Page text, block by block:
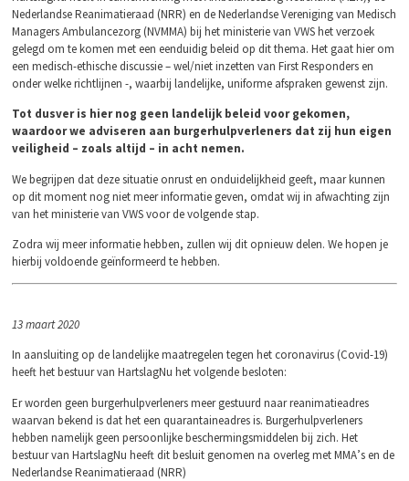
Nederlandse Reanimatieraad (NRR) en de Nederlandse Vereniging van Medisch
Managers Ambulancezorg (NVMMA) bij het ministerie van VWS het verzoek
gelegd om te komen met een eenduidig beleid op dit thema. Het gaat hier om
een medisch-ethische discussie – wel/niet inzetten van First Responders en
onder welke richtlijnen -, waarbij landelijke, uniforme afspraken gewenst zijn.
Tot dusver is hier nog geen landelijk beleid voor gekomen,
waardoor we adviseren aan burgerhulpverleners dat zij hun eigen
veiligheid – zoals altijd – in acht nemen.
We begrijpen dat deze situatie onrust en onduidelijkheid geeft, maar kunnen
op dit moment nog niet meer informatie geven, omdat wij in afwachting zijn
van het ministerie van VWS voor de volgende stap.
Zodra wij meer informatie hebben, zullen wij dit opnieuw delen. We hopen je
hierbij voldoende geïnformeerd te hebben.
13 maart 2020
In aansluiting op de landelijke maatregelen tegen het coronavirus (Covid-19)
heeft het bestuur van HartslagNu het volgende besloten:
Er worden geen burgerhulpverleners meer gestuurd naar reanimatieadres
waarvan bekend is dat het een quarantaineadres is. Burgerhulpverleners
hebben namelijk geen persoonlijke beschermingsmiddelen bij zich. Het
bestuur van HartslagNu heeft dit besluit genomen na overleg met MMA’s en de
Nederlandse Reanimatieraad (NRR)